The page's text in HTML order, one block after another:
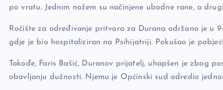
po vratu. Jednim nožem su načinjene ubodne rane, a
Ročište za određivanje pritvora za Durana održano je u
gdje je bio hospitaliziran na Psihijatriji. Pokušao je
Takođe, Faris Bašić, Duranov prijatelj, uhapšen je zbog
obavljanju dužnosti. Njemu je Općinski sud odredio